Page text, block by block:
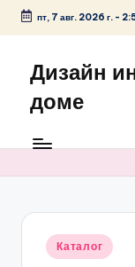
Перейти
содержимому
пт, 7 авг. 2026 г.-
Дизайн
доме
Опубликовано
Каталог